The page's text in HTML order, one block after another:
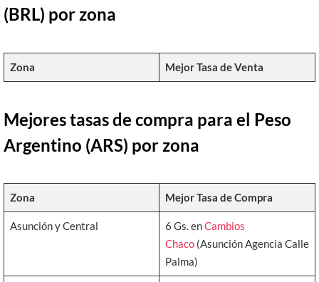
(BRL) por zona
Zona Mejor Tasa de Venta
Mejores tasas de compra para el Peso
Argentino (ARS) por zona
Zona Mejor Tasa de Compra
Asunción y Central 6 Gs. enCambios
Chaco(Asunción Agencia Calle
Palma)